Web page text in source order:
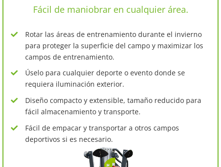
Fácil de maniobrar en cualquier área.
Rotar las áreas de entrenamiento durante el invierno
para proteger la superficie del campo y maximizar los
campos de entrenamiento.
Úselo para cualquier deporte o evento donde se
requiera iluminación exterior.
Diseño compacto y extensible, tamaño reducido para
fácil almacenamiento y transporte.
Fácil de empacar y transportar a otros campos
deportivos si es necesario.